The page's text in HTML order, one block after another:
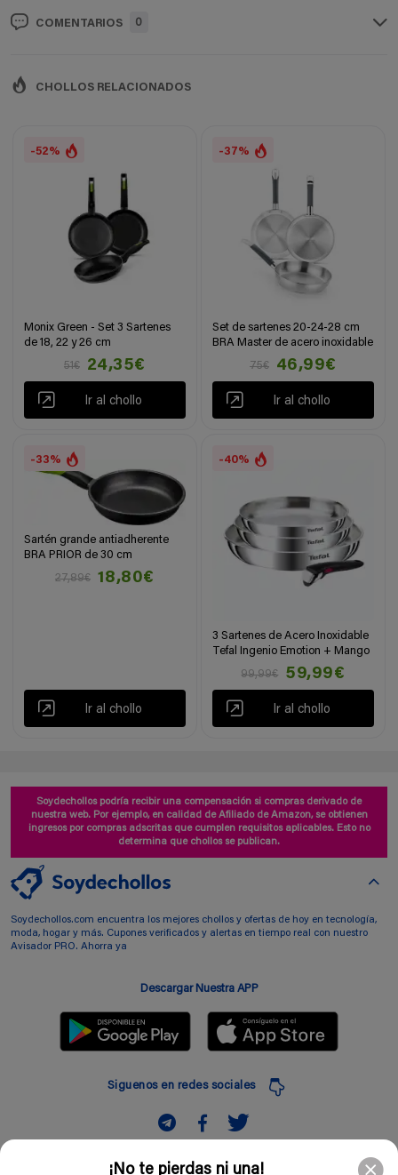
¡No te pierdas ni una!
COMENTARIOS 0
CHOLLOS RELACIONADOS
-52%
Monix Green - Set 3 Sartenes
de 18, 22 y 26 cm
51€
24,35€
Ir al chollo
-37%
Set de sartenes 20-24-28 cm
BRA Master de acero inoxidable
75€
46,99€
Ir al chollo
-33%
Sartén grande antiadherente
BRA PRIOR de 30 cm
27,89€
18,80€
Ir al chollo
-40%
3 Sartenes de Acero Inoxidable
Tefal Ingenio Emotion + Mango
99,99€
59,99€
Ir al chollo
Soydechollos podría recibir una compensación si compras derivado de
nuestra web. Por ejemplo, en calidad de Afiliado de Amazon, se obtienen
ingresos por compras adscritas que cumplen requisitos aplicables. Esto no
determina que chollos se publican.
Soydechollos.com encuentra los mejores chollos y ofertas de hoy en tecnología,
moda, hogar y más. Cupones verificados y alertas en tiempo real con nuestro
Avisador PRO. Ahorra ya
Descargar Nuestra APP
Siguenos en redes sociales
Suscribir